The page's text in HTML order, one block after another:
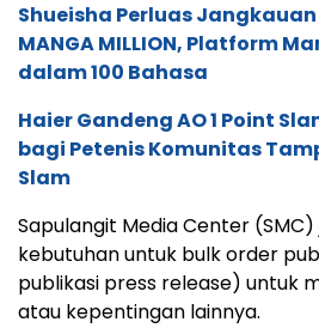
Shueisha Perluas
MANGA MILLION, Platform
dalam 100 Bahasa
Haier Gandeng AO 1 Point
bagi Petenis Komunitas
Slam
Sapulangit Media Center
kebutuhan untuk bulk order
publikasi press release) untuk
atau kepentingan lainnya.